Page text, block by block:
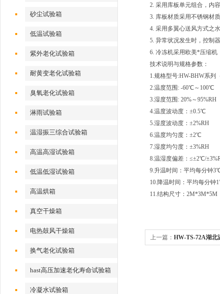
砂尘试验箱
低温试验箱
紫外老化试验箱
耐黄变老化试验箱
臭氧老化试验箱
淋雨试验箱
温湿振三综合试验箱
高温高湿试验箱
低温低湿试验箱
高温烘箱
真空干燥箱
电热鼓风干燥箱
换气老化试验箱
hast高压加速老化寿命试验箱
冷凝水试验箱
2. 采用库板单元组合，内
3. 库板材质采用不锈钢材
4. 采用多翼心送风方式之
5. 异常状况发生时，控制
6. 冷冻机采用欧美*压缩
技术说明与规格参数：
1.规格型号:HW-BHW系列
2.温度范围: -60℃～100℃
3.湿度范围: 20%～95%RH
4.温度波动度：±0.5℃
5.湿度波动度：±2%RH
6.温度均匀度：±2℃
7.湿度均匀度：±3%RH
8.温湿度偏差：≤±2℃/
9.升温时间：平均每分钟
10.降温时间：平均每分钟
11.结构尺寸：2M*3M*5M
上一篇： HW-TS-72A湖北